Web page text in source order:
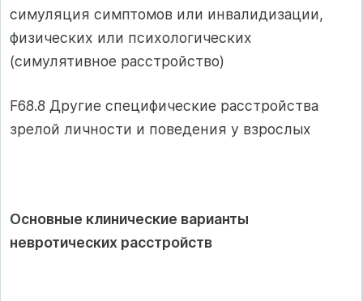
симуляция симптомов или инвалидизации,
физических или психологических
(симулятивное расстройство)
F68.8 Другие специфические расстройства
зрелой личности и поведения у взрослых
Основные клинические варианты
невротических расстройств